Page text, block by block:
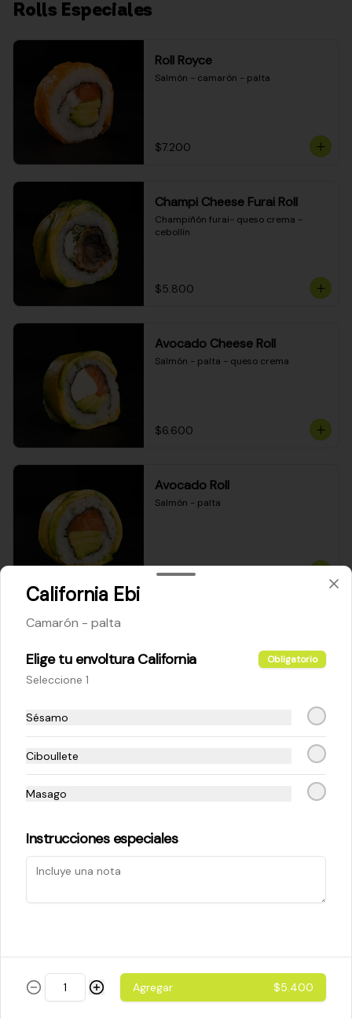
Rolls Especiales
Roll Royce
Salmón - camarón - palta
$7.200
Champi Cheese Furai Roll
Champiñón furai- queso crema -
cebollín
$5.800
Avocado Cheese Roll
Salmón - palta - queso crema
$6.600
Avocado Roll
Salmón - palta
$6.200
$5.200
$5.800
California Ebi
Camarón - palta
Elige tu envoltura California Obligatorio
Seleccione 1
Sésamo
Ciboullete
Masago
Instrucciones especiales
Agregar $5.400